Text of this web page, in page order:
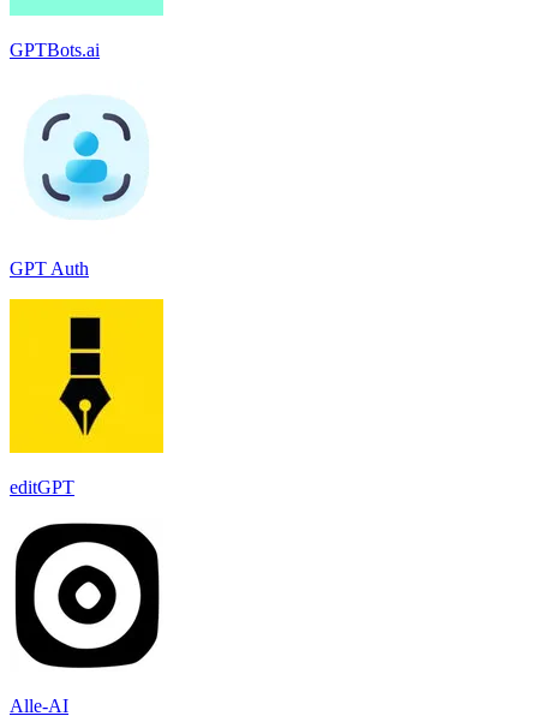
GPTBots.ai
GPT Auth
editGPT
Alle-AI